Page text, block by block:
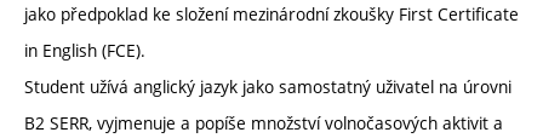
jako předpoklad ke složení mezinárodní zkoušky First Certificate
in English (FCE).
Student užívá anglický jazyk jako samostatný uživatel na úrovni
B2 SERR, vyjmenuje a popíše množství volnočasových aktivit a